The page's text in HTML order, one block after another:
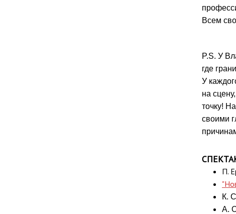
Всем
P.S. У
где
У
на
точку!
своими
П.
К.
А.